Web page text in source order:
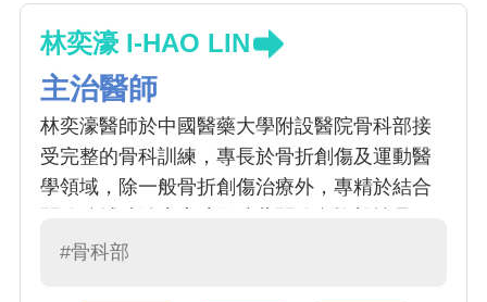
林奕濠 I-HAO LIN
主治醫師
林奕濠醫師於中國醫藥大學附設醫院骨科部接
受完整的骨科訓練，專長於骨折創傷及運動醫
學領域，除一般骨折創傷治療外，專精於結合
折，以微創方式達到更好預後。在運動醫學方
#骨科部